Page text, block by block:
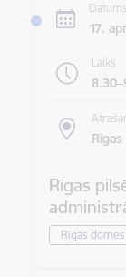
Datums
17.
Laiks
Rīgas
Rīgas